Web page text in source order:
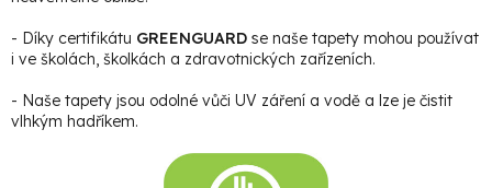
- Díky certifikátu GREENGUARD se naše tapety mohou používat
i ve školách, školkách a zdravotnických zařízeních.
- Naše tapety jsou odolné vůči UV záření a vodě a lze je čistit
vlhkým hadříkem.